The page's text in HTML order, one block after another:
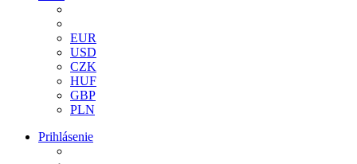
EUR
USD
CZK
HUF
GBP
PLN
Prihlásenie